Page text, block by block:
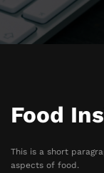
Food
This is a short
aspects of food.